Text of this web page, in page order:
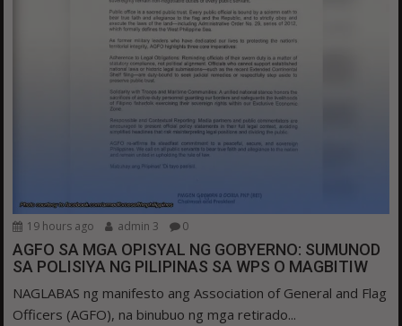
19 hours ago admin 3 0
AGFO SA MGA OPISYAL NG GOBYERNO: SUMUNOD
SA POLISIYA NG PILIPINAS SA WPS O MAGBITIW
NAGLABAS ng manifesto ang Association of General and Flag
Officers (AGFO), na binubuo ng mga retirado...